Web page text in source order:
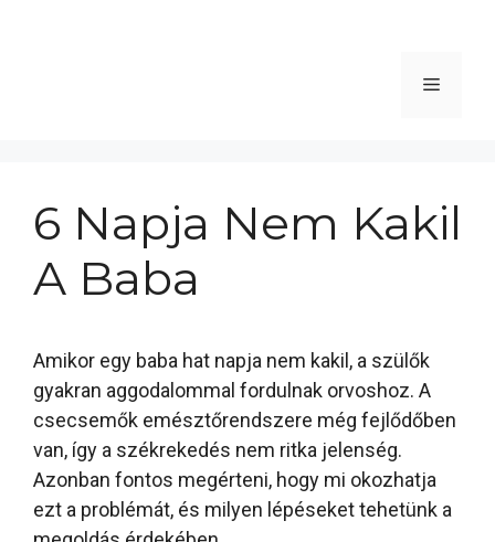
Menü
6 Napja Nem Kakil
A Baba
Amikor egy baba hat napja nem kakil, a szülők
gyakran aggodalommal fordulnak orvoshoz. A
csecsemők emésztőrendszere még fejlődőben
van, így a székrekedés nem ritka jelenség.
Azonban fontos megérteni, hogy mi okozhatja
ezt a problémát, és milyen lépéseket tehetünk a